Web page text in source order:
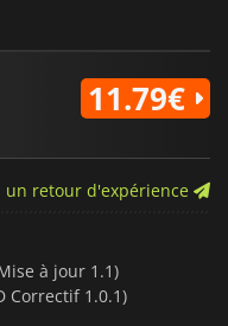
11.79€
retour d'expérience
à jour 1.1)
Correctif 1.0.1)